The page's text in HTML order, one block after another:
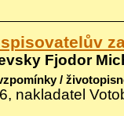
Fjodor
/
nakladatel